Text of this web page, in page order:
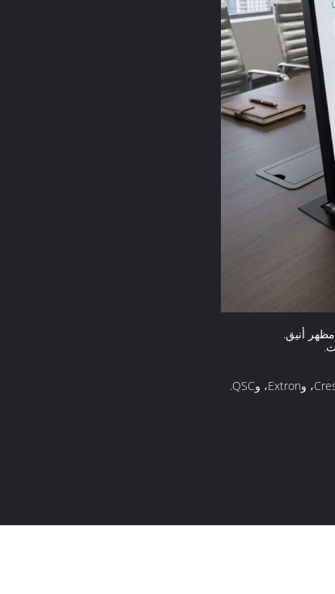
مظهر أنيق.